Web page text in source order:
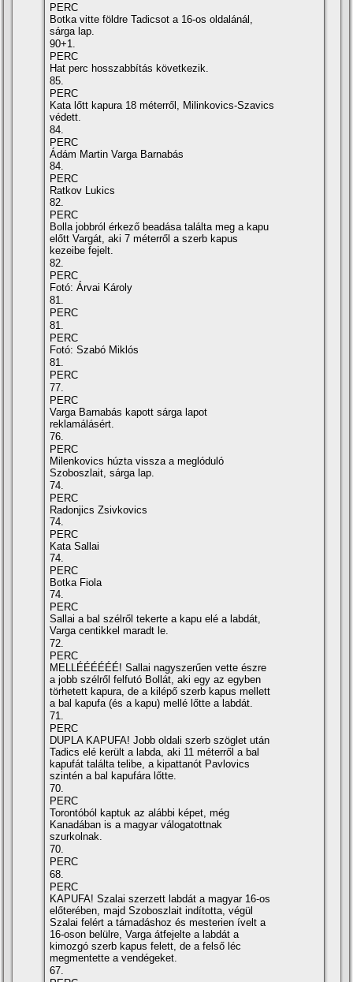
PERC
Botka vitte földre Tadicsot a 16-os oldalánál,
sárga lap.
90+1.
PERC
Hat perc hosszabbítás következik.
85.
PERC
Kata lőtt kapura 18 méterről, Milinkovics-Szavics
védett.
84.
PERC
Ádám Martin Varga Barnabás
84.
PERC
Ratkov Lukics
82.
PERC
Bolla jobbról érkező beadása találta meg a kapu
előtt Vargát, aki 7 méterről a szerb kapus
kezeibe fejelt.
82.
PERC
Fotó: Árvai Károly
81.
PERC
81.
PERC
Fotó: Szabó Miklós
81.
PERC
77.
PERC
Varga Barnabás kapott sárga lapot
reklamálásért.
76.
PERC
Milenkovics húzta vissza a meglóduló
Szoboszlait, sárga lap.
74.
PERC
Radonjics Zsivkovics
74.
PERC
Kata Sallai
74.
PERC
Botka Fiola
74.
PERC
Sallai a bal szélről tekerte a kapu elé a labdát,
Varga centikkel maradt le.
72.
PERC
MELLÉÉÉÉÉÉ! Sallai nagyszerűen vette észre
a jobb szélről felfutó Bollát, aki egy az egyben
törhetett kapura, de a kilépő szerb kapus mellett
a bal kapufa (és a kapu) mellé lőtte a labdát.
71.
PERC
DUPLA KAPUFA! Jobb oldali szerb szöglet után
Tadics elé került a labda, aki 11 méterről a bal
kapufát találta telibe, a kipattanót Pavlovics
szintén a bal kapufára lőtte.
70.
PERC
Torontóból kaptuk az alábbi képet, még
Kanadában is a magyar válogatottnak
szurkolnak.
70.
PERC
68.
PERC
KAPUFA! Szalai szerzett labdát a magyar 16-os
előterében, majd Szoboszlait indította, végül
Szalai felért a támadáshoz és mesterien ívelt a
16-oson belülre, Varga átfejelte a labdát a
kimozgó szerb kapus felett, de a felső léc
megmentette a vendégeket.
67.